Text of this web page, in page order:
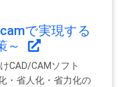
で実現する
～
CAD/CAMソフト
・省人化・省力化の